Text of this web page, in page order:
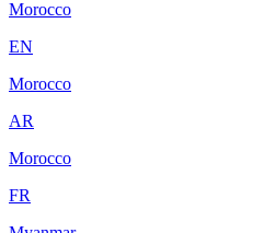
Morocco
EN
Morocco
AR
Morocco
FR